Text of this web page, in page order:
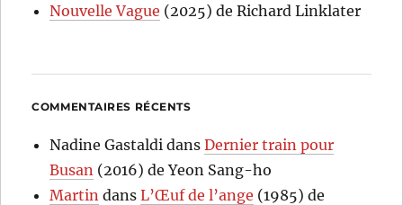
Nouvelle Vague (2025) de Richard Linklater
COMMENTAIRES RÉCENTS
Nadine Gastaldi dansDernier train pour
Busan (2016) de Yeon Sang-ho
Martin dansL’Œuf de l’ange (1985) de